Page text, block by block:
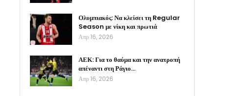
Ολυμπιακός: Να κλείσει τη Regular
Season με νίκη και πρωτιά
Απρ 16, 2026
ΑΕΚ: Για το θαύμα και την ανατροπή
απέναντι στη Ράγιο…
Απρ 16, 2026